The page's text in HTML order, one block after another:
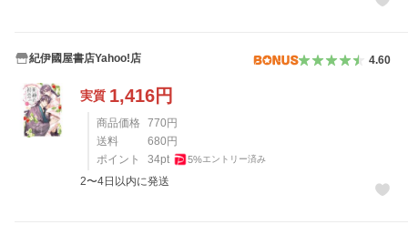
紀伊國屋書店Yahoo!店 4.60
実質 1,416円
商品価格 770 円
送料
680 円
ポイント
34pt 5%エントリー済み
2〜4日以内に発送